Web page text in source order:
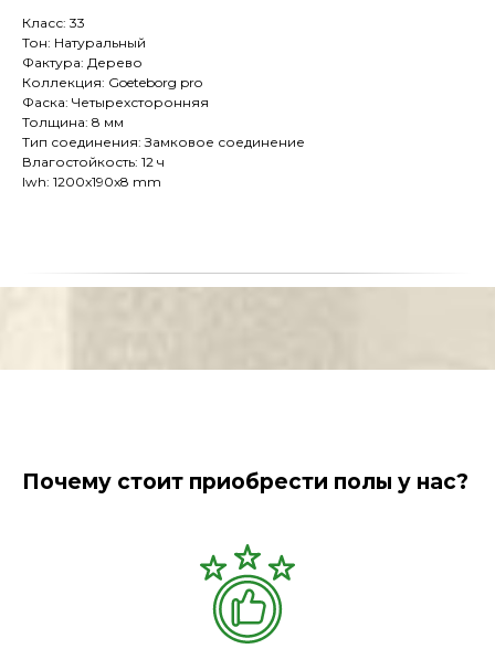
Класс: 33
Тон: Натуральный
Фактура: Дерево
Коллекция: Goeteborg pro
Фаска: Четырехсторонняя
Толщина: 8 мм
Тип соединения: Замковое соединение
Влагостойкость: 12 ч
lwh: 1200x190x8 mm
Почему стоит приобрести полы у нас?